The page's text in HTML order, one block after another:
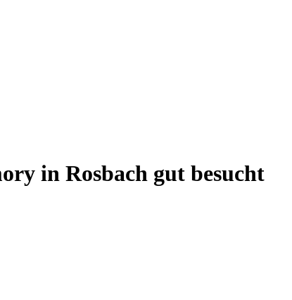
in Rosbach gut besucht